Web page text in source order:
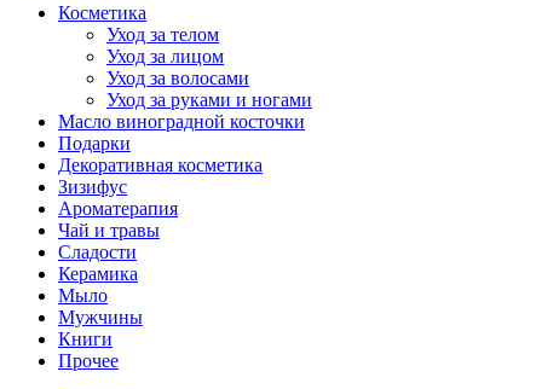
Косметика
Уход за телом
Уход за лицом
Уход за волосами
Уход за руками и ногами
Масло виноградной косточки
Подарки
Декоративная косметика
Зизифус
Ароматерапия
Чай и травы
Сладости
Керамика
Мыло
Мужчины
Книги
Прочее